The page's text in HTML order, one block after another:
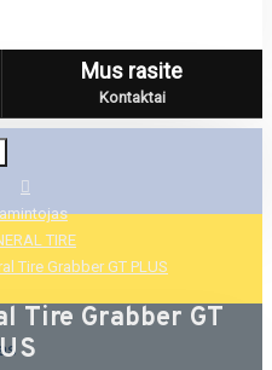
Mus rasite
Kontaktai
TIRE
Tire Grabber GT PLUS
Tire Grabber GT